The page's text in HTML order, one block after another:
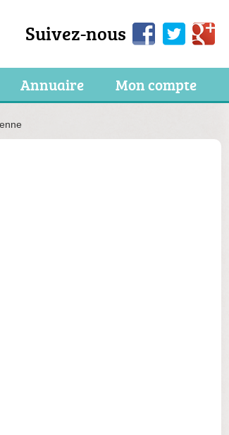
Suivez-nous
Annuaire Mon compte